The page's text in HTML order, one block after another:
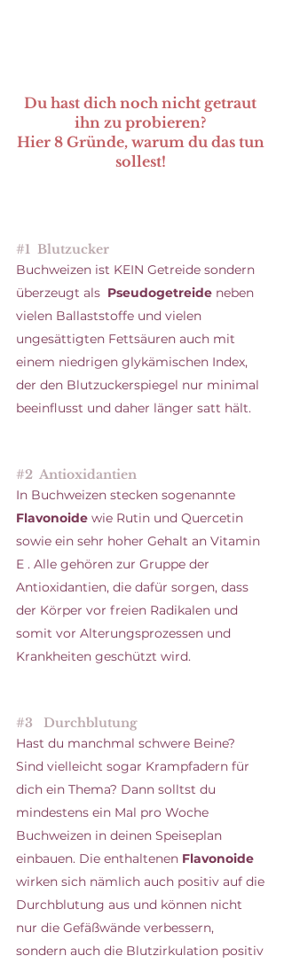
Du hast dich noch nicht getraut
ihn zu probieren?
Hier 8 Gründe, warum du das tun
sollest!
#1
  Blutzucker
Buchweizen ist KEIN Getreide sondern
überzeugt als Pseudogetreide neben
vielen Ballaststoffe und vielen
ungesättigten Fettsäuren auch mit
einem niedrigen glykämischen Index,
der den Blutzuckerspiegel nur minimal
beeinflusst und daher länger satt hält.
#2
  Antioxidantien
In Buchweizen stecken sogenannte
Flavonoide wie Rutin und Quercetin
sowie ein sehr hoher Gehalt an Vitamin
E . Alle gehören zur Gruppe der
Antioxidantien, die dafür sorgen, dass
der Körper vor freien Radikalen und
somit vor Alterungsprozessen und
Krankheiten geschützt wird.
#3
   Durchblutung
Hast du manchmal schwere Beine?
Sind vielleicht sogar Krampfadern für
dich ein Thema? Dann solltst du
mindestens ein Mal pro Woche
Buchweizen in deinen Speiseplan
einbauen. Die enthaltenen Flavonoide
wirken sich nämlich auch positiv auf die
Durchblutung aus und können nicht
nur die Gefäßwände verbessern,
sondern auch die Blutzirkulation positiv